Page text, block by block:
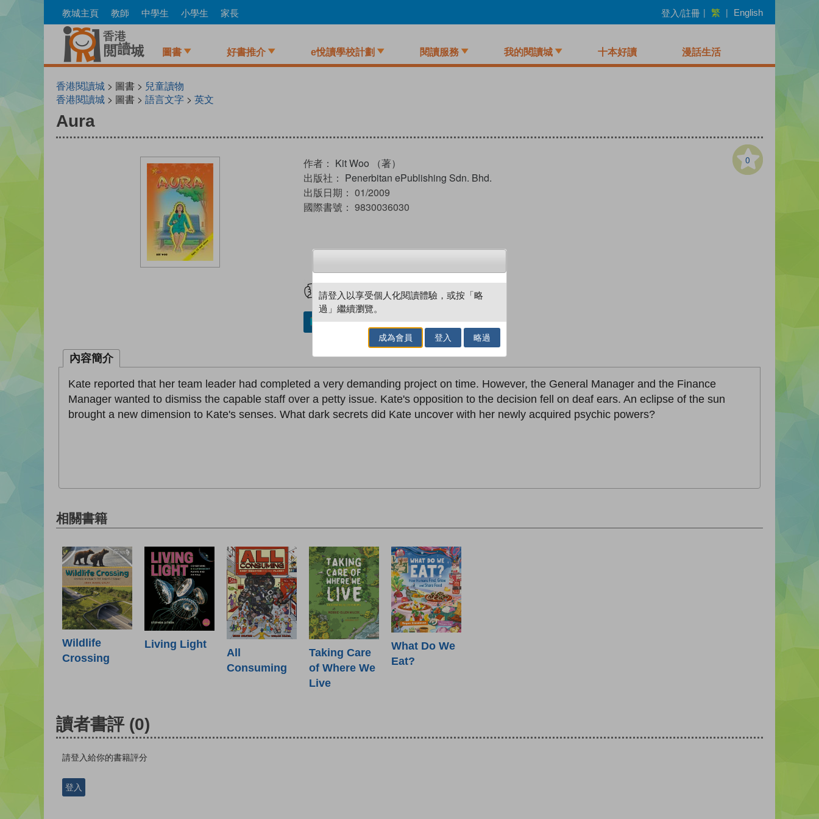
to
教城主頁 教師 中學生 小學生 家長 登入/註冊 | 繁 | English
圖書 好書推介 e悅讀學校計劃 閱讀服務 我的閱讀城 十本好讀 漫話生活
香港閱讀城 > 圖書 > 兒童讀物
香港閱讀城 > 圖書 > 語言文字 > 英文
Aura
0
作者： Kit Woo （著）
出版社： Penerbitan ePublishing Sdn. Bhd.
出版日期： 01/2009
國際書號： 9830036030
試閲 加入閱讀紀錄
加入／閱讀電子書
內容簡介
Kate reported that her team leader had completed a very demanding project on time. However, the General Manager and the Finance
Manager wanted to dismiss the capable staff over a petty issue. Kate's opposition to the decision fell on deaf ears. An eclipse of the sun
brought a new dimension to Kate's senses. What dark secrets did Kate uncover with her newly acquired psychic powers?
相關書籍
Wildlife
Crossing
Living Light
All
Consuming
Taking Care
of Where We
Live
What Do We
Eat?
讀者書評 (0)
請登入給你的書籍評分
登入
請登入以享受個人化閱讀體驗，或按「略
過」繼續瀏覽。
成為會員 登入 略過